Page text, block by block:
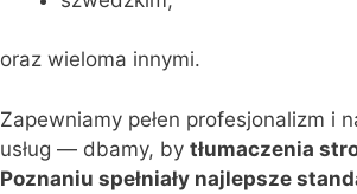
oraz wieloma innymi.
Zapewniamy pełen profesjonalizm i
usług — dbamy, by tłumaczenia
Poznaniu spełniały najlepsze